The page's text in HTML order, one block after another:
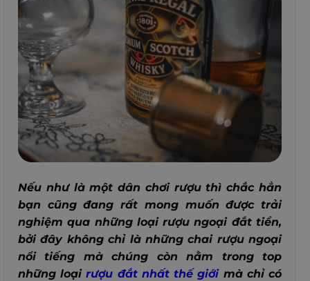
Nếu như là một dân chơi rượu thì chắc hẳn
bạn cũng đang rất mong muốn được trải
nghiệm qua những loại rượu ngoại đắt tiền,
bởi đây không chỉ là những chai rượu ngoại
nổi tiếng mà chúng còn nằm trong top
những loạirượu đắt nhất thế giớimà chỉ có